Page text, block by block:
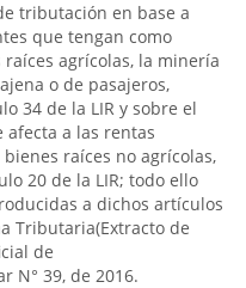
tributación en base a
que tengan como
agrícolas, la minería
o de pasajeros,
34 de la LIR y sobre el
a las rentas
raíces no agrícolas,
20 de la LIR; todo ello
a dichos artículos
Tributaria(Extracto de
de
N° 39, de 2016.